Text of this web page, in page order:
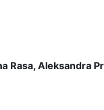
Rasa, Aleksandra